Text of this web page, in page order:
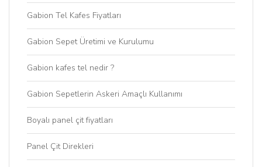
Gabion Tel Kafes Fiyatları
Gabion Sepet Üretimi ve Kurulumu
Gabion kafes tel nedir ?
Gabion Sepetlerin Askeri Amaçlı Kullanımı
Boyalı panel çit fiyatları
Panel Çit Direkleri